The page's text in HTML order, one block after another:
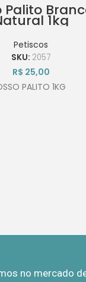
Palito
1kg
Petiscos
SKU: 2057
R$ 25,00
PALITO 1KG
no mercado